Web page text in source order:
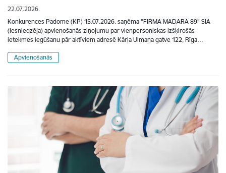
22.07.2026.
Konkurences Padome (KP) 15.07.2026. saņēma “FIRMA MADARA 89” SIA
(Iesniedzēja) apvienošanās ziņojumu par vienpersoniskas izšķirošās
ietekmes iegūšanu pār aktīviem adresē Kārļa Ulmaņa gatve 122, Rīga…
Apvienošanās